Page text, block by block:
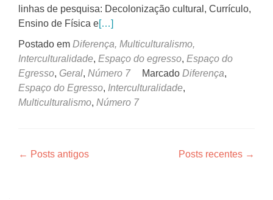
linhas de pesquisa: Decolonização cultural, Currículo,
Ensino de Física e[…]
Postado em Diferença, Multiculturalismo,
Interculturalidade, Espaço do egresso, Espaço do
Egresso, Geral, Número 7 Marcado Diferença,
Espaço do Egresso, Interculturalidade,
Multiculturalismo, Número 7
Navegação
← Posts antigos Posts recentes →